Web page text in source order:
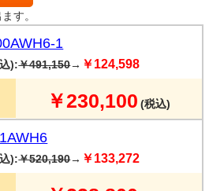
す。
1
):￥491,150→ ￥124,598
￥230,100 (税込)
):￥520,190→ ￥133,272